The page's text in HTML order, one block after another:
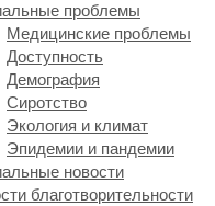
проблемы
Медицинские проблемы
Доступность
Демография
Сиротство
Экология и климат
Эпидемии и пандемии
новости
благотворительности